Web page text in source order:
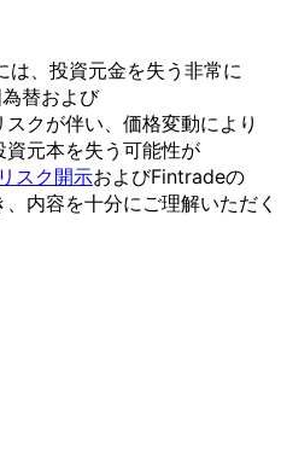
、 投資元金を失う 非常に
替および
スクが伴い、 価格変動により
資元本を失う 可能性が
リスク開示およびFintradeの
内容を十分にご理解いただく